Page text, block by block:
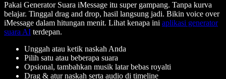
Pakai Generator Suara iMessage itu super gampang. Tanpa kurva
belajar. Tinggal drag and drop, hasil langsung jadi. Bikin voice over
iMessage dalam hitungan menit. Lihat kenapa ini aplikasi generator
suara AI terdepan.
Unggah atau ketik naskah Anda
Pilih satu atau beberapa suara
Opsional, tambahkan musik latar bebas royalti
Drag & atur naskah serta audio di timeline